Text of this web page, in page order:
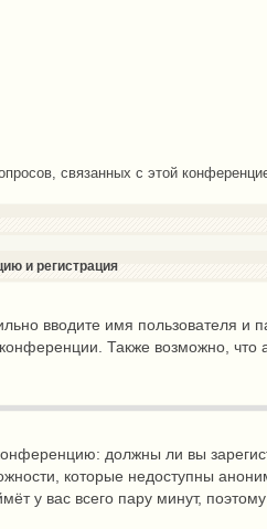
связанных с этой
и регистрация
вводите имя пользователя и
Также возможно, что
должны ли вы
которые недоступны
у вас всего пару минут,